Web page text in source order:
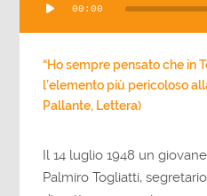
Player
00:00
“Ho sempre pensato che in
l’elemento più pericoloso
Pallante, Lettera)
Il 14 luglio 1948 un
Palmiro Togliatti,